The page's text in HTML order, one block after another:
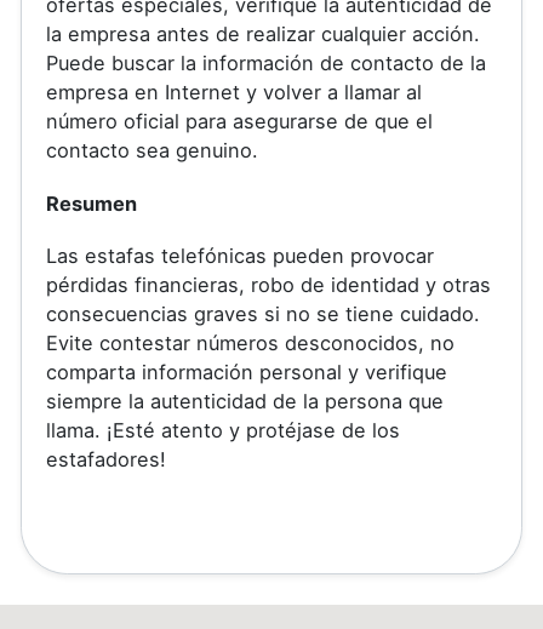
ofertas especiales, verifique la autenticidad de
la empresa antes de realizar cualquier acción.
Puede buscar la información de contacto de la
empresa en Internet y volver a llamar al
número oficial para asegurarse de que el
contacto sea genuino.
Resumen
Las estafas telefónicas pueden provocar
pérdidas financieras, robo de identidad y otras
consecuencias graves si no se tiene cuidado.
Evite contestar números desconocidos, no
comparta información personal y verifique
siempre la autenticidad de la persona que
llama. ¡Esté atento y protéjase de los
estafadores!